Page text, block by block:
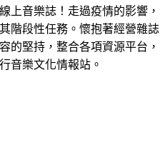
上音樂誌！走過疫情的影響，
階段性任務。懷抱著經營雜誌
的堅持，整合各項資源平台，
音樂文化情報站。